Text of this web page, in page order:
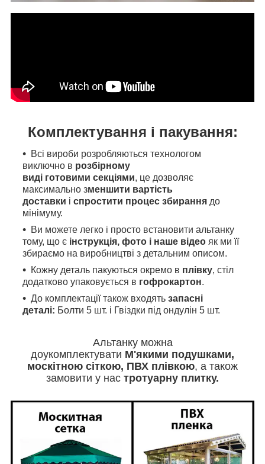
Комплектування і пакування:
Всі вироби розробляються технологом
виключно в розбірному
виді готовими секціями, це дозволяє
максимально зменшити вартість
доставки і спростити процес збирання до
мінімуму.
Ви можете легко і просто встановити альтанку
тому, що є інструкція, фото і наше відео як ми її
збираємо на виробництві з детальним описом.
Кожну деталь пакуються окремо в плівку, стіл
додатково упаковується в гофрокартон.
До комплектації також входять запасні
деталі: Болти 5 шт. і Гвіздки під ондулін 5 шт.
Альтанку можна
доукомплектувати М'якими подушками,
москітною сіткою, ПВХ плівкою, а також
замовити у нас тротуарну плитку.